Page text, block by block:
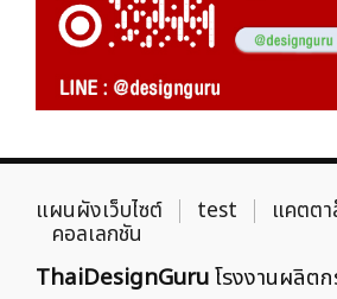
แผนผังเว็บไซต์ test แคตต
คอลเลกชัน
ThaiDesignGuruโรงงานผลิตก